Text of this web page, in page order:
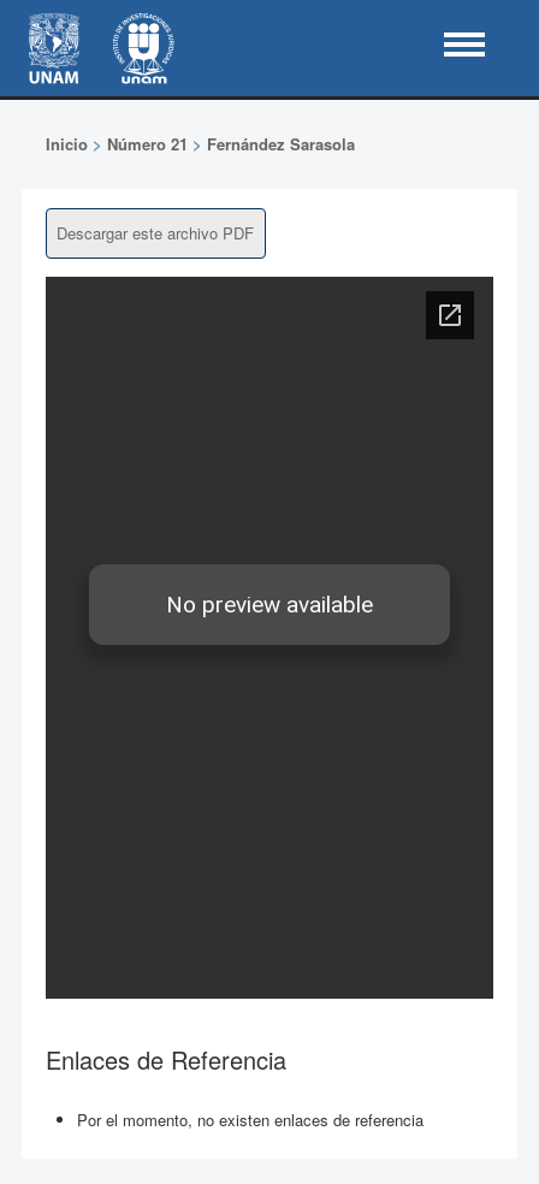
Inicio> Número 21 > Fernández Sarasola
Descargar este archivo PDF
Enlaces de Referencia
Por el momento, no existen enlaces de referencia